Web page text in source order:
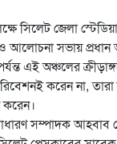
সিলেট জেলা
সভায় প্রধান
এই অঞ্চলের
করেন না,
করেন।
সম্পাদক আহবাব